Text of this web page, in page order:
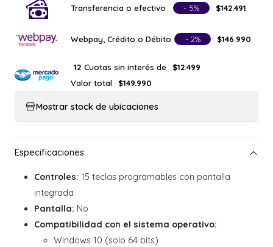
Transferencia o efectivo - 5% $142.491
Webpay, Crédito o Débito - 2% $146.990
12 Cuotas sin interés de
$12.499
Valor total
$149.990
Mostrar stock de ubicaciones
Controles: 15 teclas programables con pantalla
integrada
Pantalla: No
Compatibilidad con el sistema operativo:
Windows 10 (solo 64 bits)